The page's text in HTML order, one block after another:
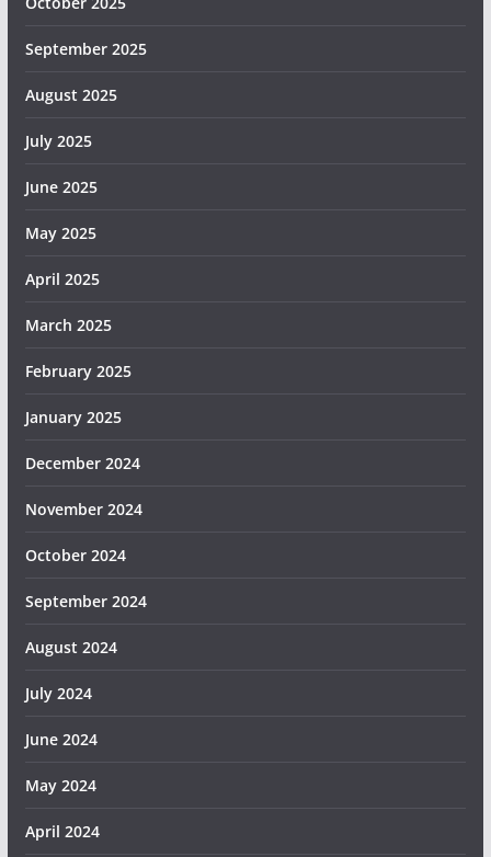
September 2025
August 2025
July 2025
June 2025
May 2025
April 2025
March 2025
February 2025
January 2025
December 2024
November 2024
October 2024
September 2024
August 2024
July 2024
June 2024
May 2024
April 2024